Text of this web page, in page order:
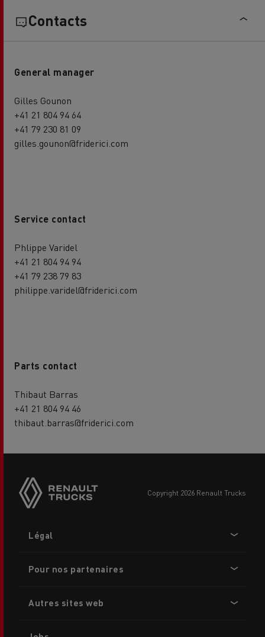
Contacts
General manager
Gilles Gounon
+41 21 804 94 64
+41 79 230 81 09
gilles.gounon@friderici.com
Service contact
Phlippe Varidel
+41 21 804 94 94
+41 79 238 79 83
philippe.varidel@friderici.com
Parts contact
Thibaut Barras
+41 21 804 94 46
thibaut.barras@friderici.com
copyright 2026 Renault Trucks
menu
Légal
Pour nos partenaires
Autres sites web